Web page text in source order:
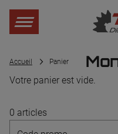
Accueil Panier
Votre panier est vide.
0 articles